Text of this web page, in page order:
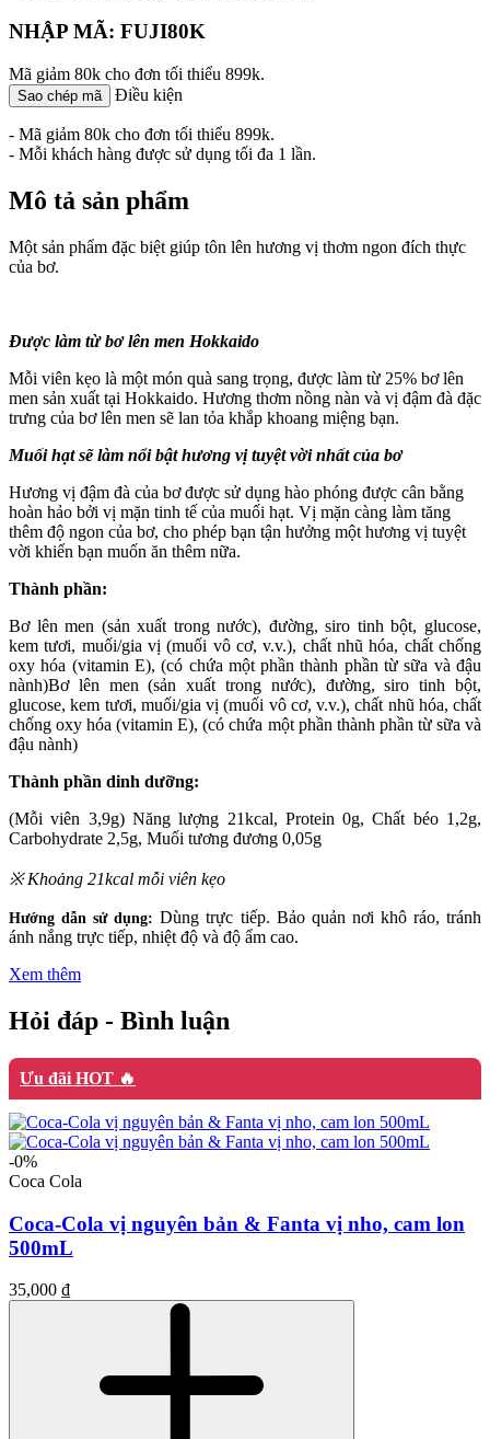
NHẬP MÃ: FUJI80K
Mã giảm 80k cho đơn tối thiểu 899k.
Sao chép mã Điều kiện
- Mã giảm 80k cho đơn tối thiểu 899k.
- Mỗi khách hàng được sử dụng tối đa 1 lần.
Mô tả sản phẩm
Một sản phẩm đặc biệt giúp tôn lên hương vị thơm ngon đích thực
của bơ.
Được làm từ bơ lên ​​men Hokkaido
Mỗi viên kẹo là một món quà sang trọng, được làm từ 25% bơ lên ​​
men sản xuất tại Hokkaido. Hương thơm nồng nàn và vị đậm đà đặc
trưng của bơ lên ​​men sẽ lan tỏa khắp khoang miệng bạn.
Muối hạt sẽ làm nổi bật hương vị tuyệt vời nhất của bơ
Hương vị đậm đà của bơ được sử dụng hào phóng được cân bằng
hoàn hảo bởi vị mặn tinh tế của muối hạt. Vị mặn càng làm tăng
thêm độ ngon của bơ, cho phép bạn tận hưởng một hương vị tuyệt
vời khiến bạn muốn ăn thêm nữa.
Thành phần:
Bơ lên ​​men (sản xuất trong nước), đường, siro tinh bột, glucose,
kem tươi, muối/gia vị (muối vô cơ, v.v.), chất nhũ hóa, chất chống
oxy hóa (vitamin E), (có chứa một phần thành phần từ sữa và đậu
nành)Bơ lên ​​men (sản xuất trong nước), đường, siro tinh bột,
glucose, kem tươi, muối/gia vị (muối vô cơ, v.v.), chất nhũ hóa, chất
chống oxy hóa (vitamin E), (có chứa một phần thành phần từ sữa và
đậu nành)
Thành phần dinh dưỡng:
(Mỗi viên 3,9g) Năng lượng 21kcal, Protein 0g, Chất béo 1,2g,
Carbohydrate 2,5g, Muối tương đương 0,05g
※ Khoảng 21kcal mỗi viên kẹo
Hướng dẫn sử dụng: Dùng trực tiếp. Bảo quản nơi khô ráo, tránh
ánh nắng trực tiếp, nhiệt độ và độ ẩm cao.
Xem thêm
Hỏi đáp - Bình luận
Ưu đãi HOT 🔥
-0%
Coca Cola
Coca-Cola vị nguyên bản & Fanta vị nho, cam lon
500mL
35,000 ₫